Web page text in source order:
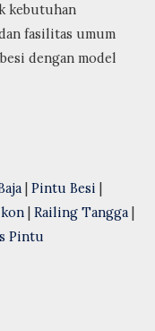
kebutuhan
fasilitas umum
dengan model
| Pintu Besi |
| Railing Tangga |
Pintu